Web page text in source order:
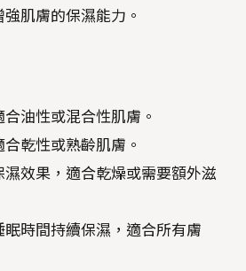
肌膚的保濕能力。
油性或混合性肌膚。
乾性或熟齡肌膚。
濕效果，適合乾燥或需要額外滋
眠時間持續保濕，適合所有膚